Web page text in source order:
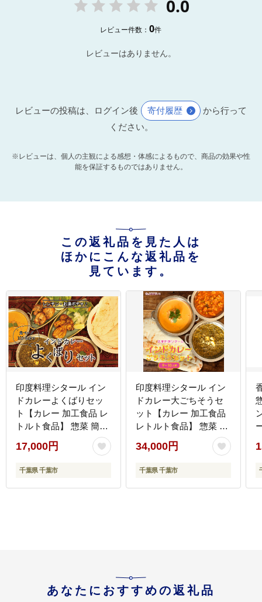
0.0
レビュー件数：0件
レビューはありません。
レビューの投稿は、ログイン後 寄付履歴
から行って
ください。
※レビューは、個人の主観による感想・体感によるもので、商品の効果や性
能を保証するものではありません。
この返礼品を見た人は
ほかにこんな返礼品を
見ています。
印度料理シタール イン
ドカレーよくばりセッ
ト【カレー 加工食品 レ
トルト食品】 惣菜 簡単
17,000円
千葉県 千葉市
印度料理シタール イン
ドカレー大ごちそうセ
ット【カレー 加工食品
レトルト食品】 惣菜 お
手軽 簡単調理
34,000円
千葉県 千葉市
あなたにおすすめの返礼品